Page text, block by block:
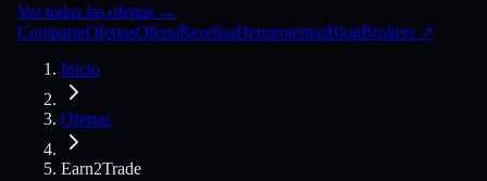
Ver todas las ofertas →
CompararOfertasOfertaReseñasHerramientasBlogBrokers ↗
Inicio
Ofertas
Earn2Trade